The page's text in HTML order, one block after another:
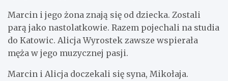
Marcin i jego żona znają się od dziecka. Zostali
parą jako nastolatkowie. Razem pojechali na studia
do Katowic. Alicja Wyrostek zawsze wspierała
męża w jego muzycznej pasji.
Marcin i Alicja doczekali się syna, Mikołaja.